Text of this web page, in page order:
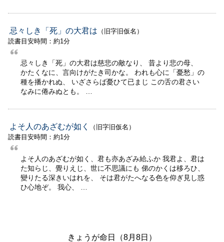
忌々しき「死」の大君は （旧字旧仮名）
読書目安時間：約1分
忌々しき「死」の大君は慈悲の敵なり、 昔より悲の母、
かたくなに、言向けがたき司かな。 われも心に「憂愁」の
種を播かれぬ、 いざさらば憂ひて已まじ この舌の君さい
なみに倦みぬとも。 …
よそ人のあざむが如く
（旧字旧仮名）
読書目安時間：約1分
よそ人のあざむが如く、君も亦あざみ給ふか 我君よ、君は
た知らじ、覺りえじ、世に不思議にも 俤のかくは移ろひ、
變りたる深きいはれを、 そは君がたへなる色を仰ぎ見し惑
ひ心地ぞ。 我心、 …
きょうが命日（8月8日）